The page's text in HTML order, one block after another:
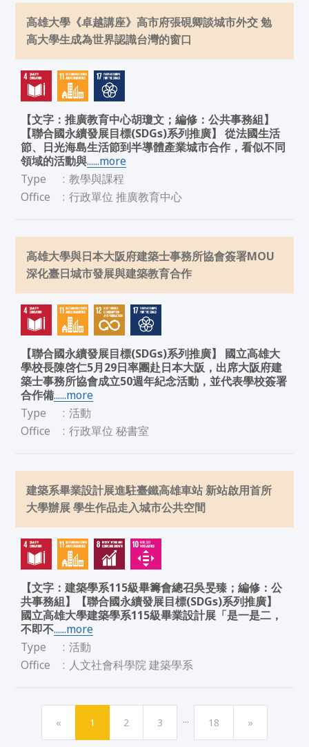
高雄大學《卓越講座》高市府張硯卿談城市外交 勉
高大學生成為世界認識台灣的窗口
【文字：推廣教育中心胡瓊文；編修：公共事務組】
【聯合國永續發展目標(SDGs)系列推廣】 從法國生活
節、日光海島生活節到半導體產業城市合作，看似不同
領域的活動與......more
Type
: 教學與課程
Office
: 行政單位 推廣教育中心
高雄大學與日本大阪府建築士事務所協會簽署MOU
深化臺日城市發展與建築教育合作
【聯合國永續發展目標(SDGs)系列推廣】 國立高雄大
學校長陳啓仁5月29日率團赴日本大阪，出席大阪府建
築士事務所協會成立50週年紀念活動，並代表學校簽署
合作備......more
Type
: 活動
Office
: 行政單位 秘書室
建築系畢業設計展進駐臺鐵高雄車站 新站啟用首所
大學辦展 學生作品走入城市公共空間
【文字：建築學系115級畢籌會總召吳旻臻；編修：公
共事務組】【聯合國永續發展目標(SDGs)系列推廣】
國立高雄大學建築學系115級畢業設計展「是一是二，
不即不......more
Type
: 活動
Office
: 人文社會科學院 建築學系
« 1 2 3 ... 18 »